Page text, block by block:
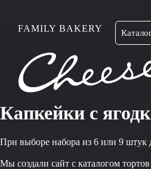
FAMILY BAKERY
Капкейки с
При выборе набора из 6 или 9 штук
Мы создали сайт с каталогом